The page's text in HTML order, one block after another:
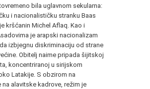
bila uglavnom sekularna:
i nacionalističku stranku Baas
kršćanin Michel Aflaq. Kao i
je arapski nacionalizam
izbjegnu diskriminaciju od strane
Obitelj naime pripada šijitskoj
koncentriranoj u sirijskom
Latakije. S obzirom na
na alavitske kadrove, režim je